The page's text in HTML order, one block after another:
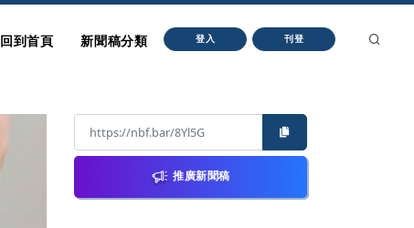
回到首頁 新聞稿分類 登入 刊登
推廣新聞稿